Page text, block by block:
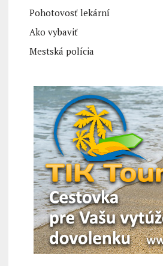
Pohotovosť lekární
Ako vybaviť
Mestská polícia